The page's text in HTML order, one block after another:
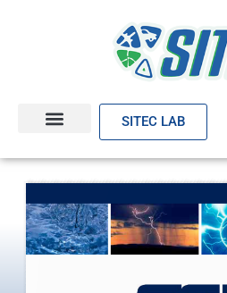
SITEC LAB